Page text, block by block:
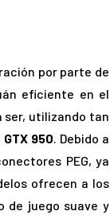
por parte de
eficiente en el
ser, utilizando tan
950. Debido a
PEG, ya
ofrecen a los
de juego suave y